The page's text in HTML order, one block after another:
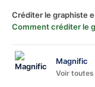
Créditer le graphiste
Comment créditer le
Magnific
Voir